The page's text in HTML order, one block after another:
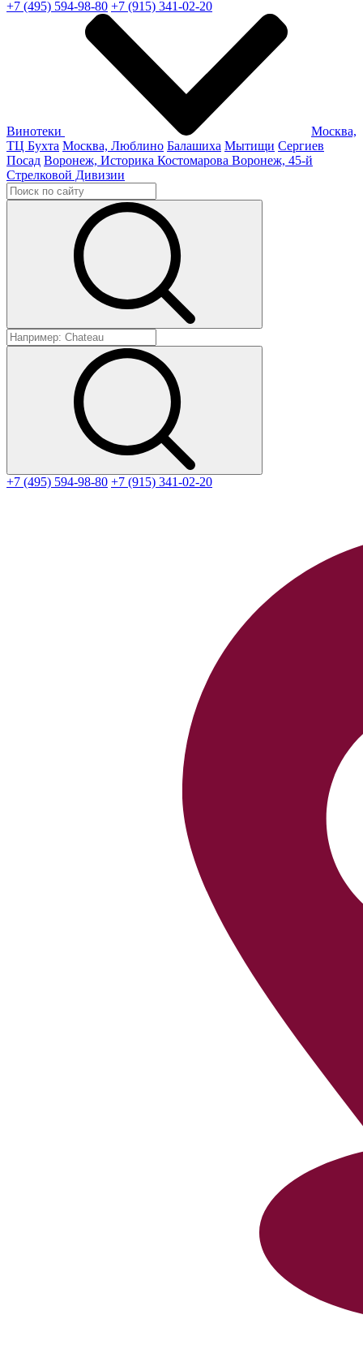
+7 (495) 594-98-80 +7 (915) 341-02-20
Винотеки
Москва,
ТЦ Бухта Москва, Люблино Балашиха Мытищи Сергиев
Посад Воронеж, Историка Костомарова Воронеж, 45-й
Стрелковой Дивизии
+7 (495) 594-98-80 +7 (915) 341-02-20